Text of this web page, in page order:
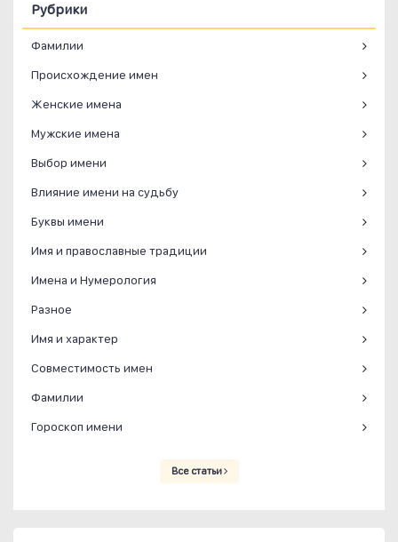
Рубрики
Фамилии
Происхождение имен
Женские имена
Мужские имена
Выбор имени
Влияние имени на судьбу
Буквы имени
Имя и православные традиции
Имена и Нумерология
Разное
Имя и характер
Совместимость имен
Фамилии
Гороскоп имени
Все статьи